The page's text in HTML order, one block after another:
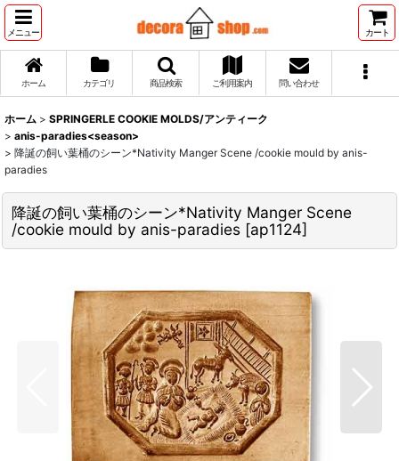
メニュー カート
ホーム カテゴリ 商品検索 ご利用案内 問い合わせ
ホーム > SPRINGERLE COOKIE MOLDS/アンティーク
> anis-paradies<season>
> 降誕の飼い葉桶のシーン*Nativity Manger Scene /cookie mould by anis-
paradies
降誕の飼い葉桶のシーン*Nativity Manger Scene
/cookie mould by anis-paradies [ap1124]